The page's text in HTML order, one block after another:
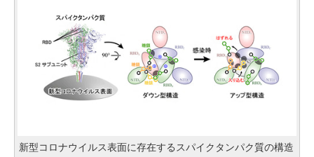
新型コロナウイルス表面に存在するスパイクタンパク質の構造